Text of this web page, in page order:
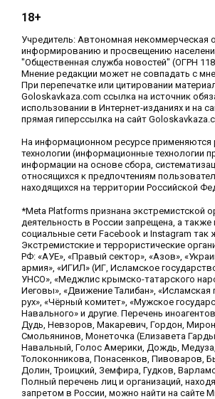
18+
Учредитель: Автономная некоммерческая
информированию и просвещению
"Общественная служба новостей" (ОГРН
Мнение редакции может не совпадать с
При перепечатке или цитировании
Goloskavkaza.com ссылка на источник
использовании в Интернет-изданиях и на
прямая гиперссылка на сайт
На информационном ресурсе применяются
технологии (информационные технологии
информации на основе сбора,
относящихся к предпочтениям
находящихся на территории Российской
*Meta Platforms признана экстремистской
деятельность в России запрещена, а
социальные сети Facebook и Instagram так
Экстремистские и террористические
РФ: «АУЕ», «Правый сектор», «Азов»,
армия», «ИГИЛ» (ИГ, Исламское
УНСО», «Меджлис крымско-татарского
Иеговы», «Движение Талибан», «Исламская
рух», «Чёрный комитет», «Мужское
Навального» и другие. Перечень
Дудь, Невзоров, Макаревич, Гордон,
Смольянинов, Монеточка (Елизавета
Навальный, Голос Америки, Дождь,
Толоконникова, Понасенков, Пивоваров,
Долин, Троицкий, Земфира, Гудков,
Полный перечень лиц и организаций,
запретом в России, можно найти на сайте